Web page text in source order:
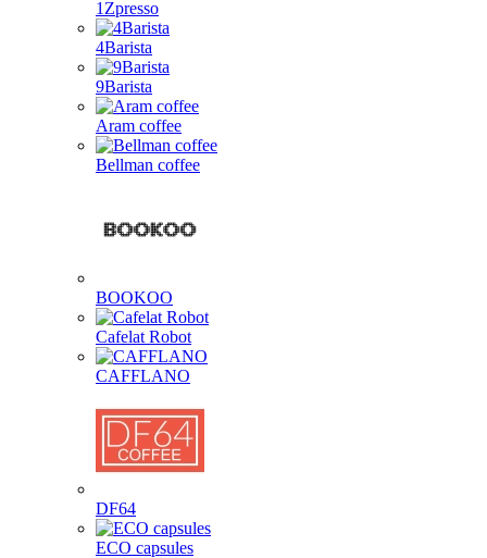
1Zpresso
4Barista
9Barista
Aram coffee
Bellman coffee
BOOKOO
Cafelat Robot
CAFFLANO
DF64
ECO capsules